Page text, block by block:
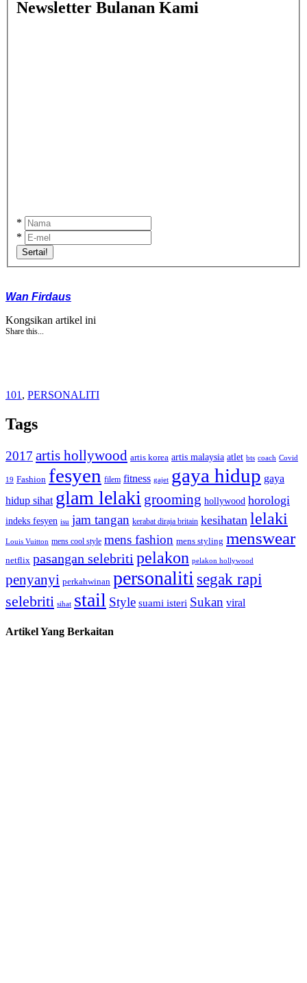
Newsletter Bulanan Kami
*
*
Sertai!
Wan Firdaus
Kongsikan artikel ini
Share this...
101 , PERSONALITI
Tags
2017 artis hollywood artis korea artis malaysia atlet bts coach Covid
19 Fashion fesyen filem fitness gajet gaya hidup gaya
hidup sihat glam lelaki grooming hollywood horologi
indeks fesyen isu jam tangan kerabat diraja britain kesihatan lelaki
Louis Vuitton mens cool style mens fashion mens styling menswear
netflix pasangan selebriti pelakon pelakon hollywood
penyanyi perkahwinan personaliti segak rapi
selebriti sihat stail Style suami isteri Sukan viral
Artikel Yang Berkaitan